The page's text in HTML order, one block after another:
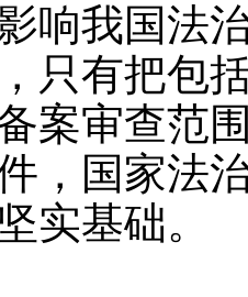
响我国法
只有把包
案审查范
，国家法
实基础。